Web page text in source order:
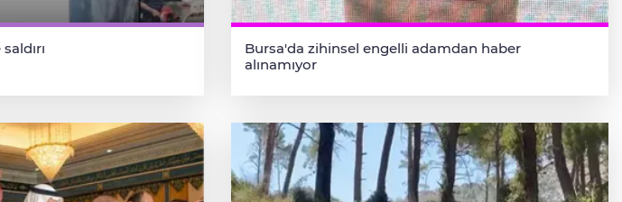
Bursa'da zihinsel engelli adamdan haber
alınamıyor